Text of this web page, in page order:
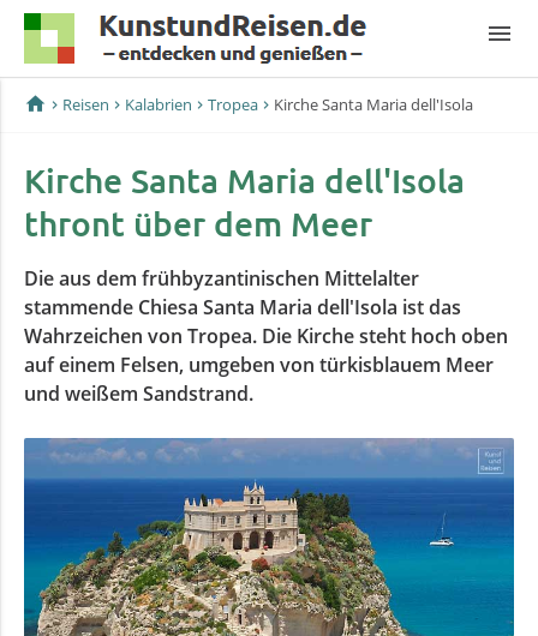
menu
home Reisen Kalabrien Tropea Kirche Santa Maria dell'Isola
Kirche Santa Maria dell'Isola
thront über dem Meer
Die aus dem frühbyzantinischen Mittelalter
stammende Chiesa Santa Maria dell'Isola ist das
Wahrzeichen von Tropea. Die Kirche steht hoch oben
auf einem Felsen, umgeben von türkisblauem Meer
und weißem Sandstrand.